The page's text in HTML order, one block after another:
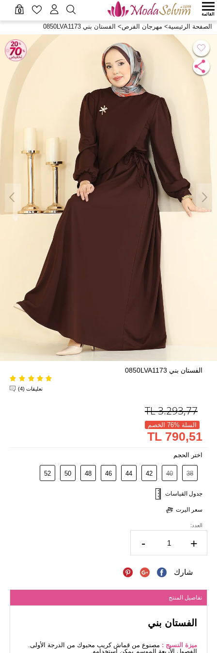
0 القائمة
الصفحة الرئيسية> مهرجان الفرص> الفستان بني 0850LVA1173
الفستان بني 0850LVA1173
تعليقات (4)
3.293,77
TL
السلة %76 الخصم
790,51 TL
اختر الحجم
38
40
42
44
46
48
50
52
جدول القياسات
سعر اليرت
العدد:
- +
شارك
تفاصيل المنتج
الفستان بني
ميزة النسيج : مصنوع من قماش كريب محبوك من الدرجة الأولى.
الفصول الأربعة الموسم يمكن استخدامه.